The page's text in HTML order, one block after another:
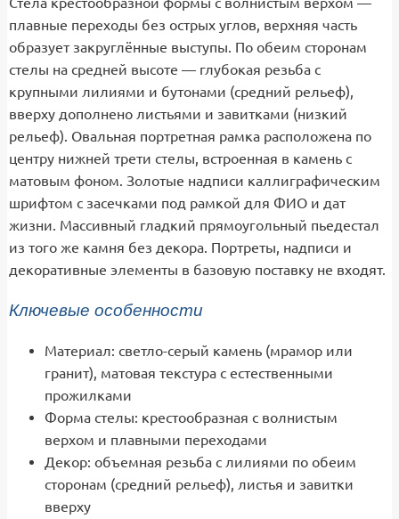
плавные переходы без острых углов, верхняя часть
образует закруглённые выступы. По обеим сторонам
стелы на средней высоте — глубокая резьба с
крупными лилиями и бутонами (средний рельеф),
вверху дополнено листьями и завитками (низкий
рельеф). Овальная портретная рамка расположена по
центру нижней трети стелы, встроенная в камень с
матовым фоном. Золотые надписи каллиграфическим
шрифтом с засечками под рамкой для ФИО и дат
жизни. Массивный гладкий прямоугольный пьедестал
из того же камня без декора. Портреты, надписи и
декоративные элементы в базовую поставку не входят.
Ключевые особенности
Материал: светло-серый камень (мрамор или
гранит), матовая текстура с естественными
прожилками
Форма стелы: крестообразная с волнистым
верхом и плавными переходами
Декор: объемная резьба с лилиями по обеим
сторонам (средний рельеф), листья и завитки
вверху